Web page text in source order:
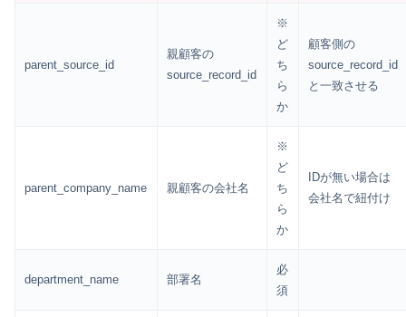
parent_source_id
親顧客の
source_record_id
※
ど
ち
ら
か
顧客側の
source_record_id
と一致させる
parent_company_name 親顧客の会社名
※
ど
ち
ら
か
IDが無い場合は
会社名で紐付け
department_name 部署名
必
須